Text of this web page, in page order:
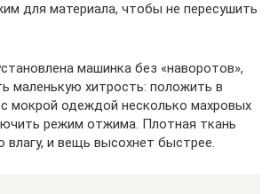
для материала, чтобы не пересушить
машинка без «наворотов»,
маленькую хитрость: положить в
мокрой одеждой несколько махровых
режим отжима. Плотная ткань
и вещь высохнет быстрее.